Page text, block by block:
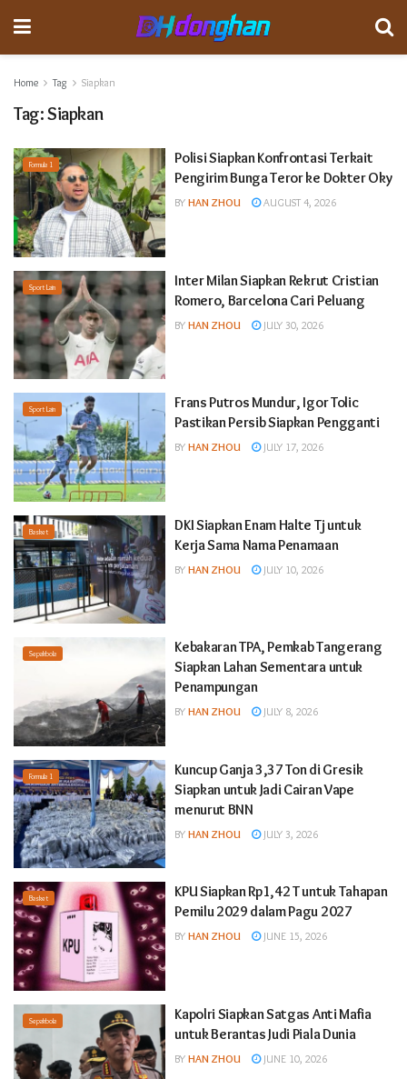
Home Tag Siapkan
Tag:Siapkan
Formula 1
Polisi Siapkan Konfrontasi Terkait
Pengirim Bunga Teror ke Dokter Oky
BY HAN ZHOU AUGUST 4, 2026
Sport Lain
Inter Milan Siapkan Rekrut Cristian
Romero, Barcelona Cari Peluang
BY HAN ZHOU JULY 30, 2026
Sport Lain
Frans Putros Mundur, Igor Tolic
Pastikan Persib Siapkan Pengganti
BY HAN ZHOU JULY 17, 2026
Basket
DKI Siapkan Enam Halte Tj untuk
Kerja Sama Nama Penamaan
BY HAN ZHOU JULY 10, 2026
Sepakbola
Kebakaran TPA, Pemkab Tangerang
Siapkan Lahan Sementara untuk
Penampungan
BY HAN ZHOU JULY 8, 2026
Formula 1
Kuncup Ganja 3,37 Ton di Gresik
Siapkan untuk Jadi Cairan Vape
menurut BNN
BY HAN ZHOU JULY 3, 2026
Basket
KPU Siapkan Rp1,42 T untuk Tahapan
Pemilu 2029 dalam Pagu 2027
BY HAN ZHOU JUNE 15, 2026
Sepakbola
Kapolri Siapkan Satgas Anti Mafia
untuk Berantas Judi Piala Dunia
BY HAN ZHOU JUNE 10, 2026